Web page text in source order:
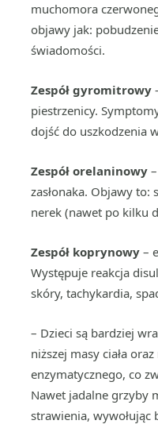
muchomora
objawy jak:
świadomości.
Zespół gyromitrowy
piestrzenicy.
dojść do uszkodzenia
Zespół orelaninowy
zasłonaka. Objawy
nerek (nawet po kilku
Zespół koprynowy –
Występuje reakcja
skóry, tachykardia,
– Dzieci są bardziej
niższej masy ciała
enzymatycznego, co
Nawet jadalne grzyby
strawienia, wywołując